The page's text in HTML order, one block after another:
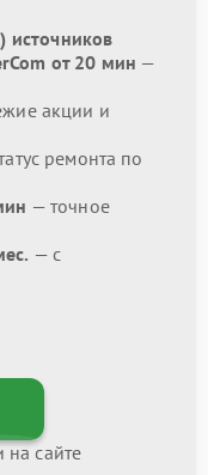
источников
от 20 мин —
акции и
ремонта по
— точное
— с
на сайте